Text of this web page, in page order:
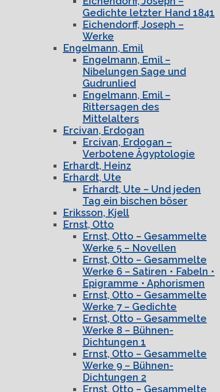
Gedichte letzter Hand 1841
Eichendorff, Joseph –
Werke
Engelmann, Emil
Engelmann, Emil –
Nibelungen Sage und
Gudrunlied
Engelmann, Emil –
Rittersagen des
Mittelalters
Ercivan, Erdogan
Ercivan, Erdogan –
Verbotene Ägyptologie
Erhardt, Heinz
Erhardt, Ute
Erhardt, Ute – Und jeden
Tag ein bischen böser
Eriksson, Kjell
Ernst, Otto
Ernst, Otto – Gesammelte
Werke 5 – Novellen
Ernst, Otto – Gesammelte
Werke 6 – Satiren • Fabeln •
Epigramme • Aphorismen
Ernst, Otto – Gesammelte
Werke 7 – Gedichte
Ernst, Otto – Gesammelte
Werke 8 – Bühnen-
Dichtungen 1
Ernst, Otto – Gesammelte
Werke 9 – Bühnen-
Dichtungen 2
Ernst, Otto – Gesammelte